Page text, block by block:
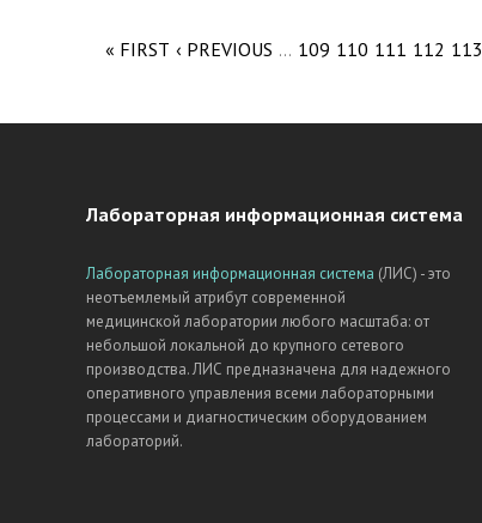
« FIRST ‹ PREVIOUS … 109 110 111 112 113
Лабораторная информационная система
Лабораторная информационная система (ЛИС) - это
неотъемлемый атрибут современной
медицинской лаборатории любого масштаба: от
небольшой локальной до крупного сетевого
производства. ЛИС предназначена для надежного
оперативного управления всеми лабораторными
процессами и диагностическим оборудованием
лабораторий.